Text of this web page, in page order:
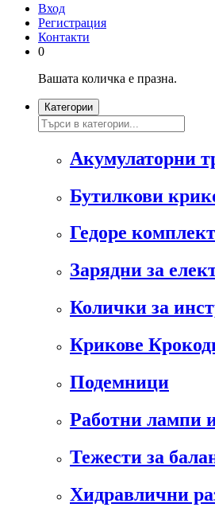
Вход
Регистрация
Контакти
0
Вашата количка е празна.
Категории
Акумулаторни
Бутилкови
Гедоре
Зарядни за
Колички за
Крикове
Подемници
Работни лампи
Тежести за
Хидравлични